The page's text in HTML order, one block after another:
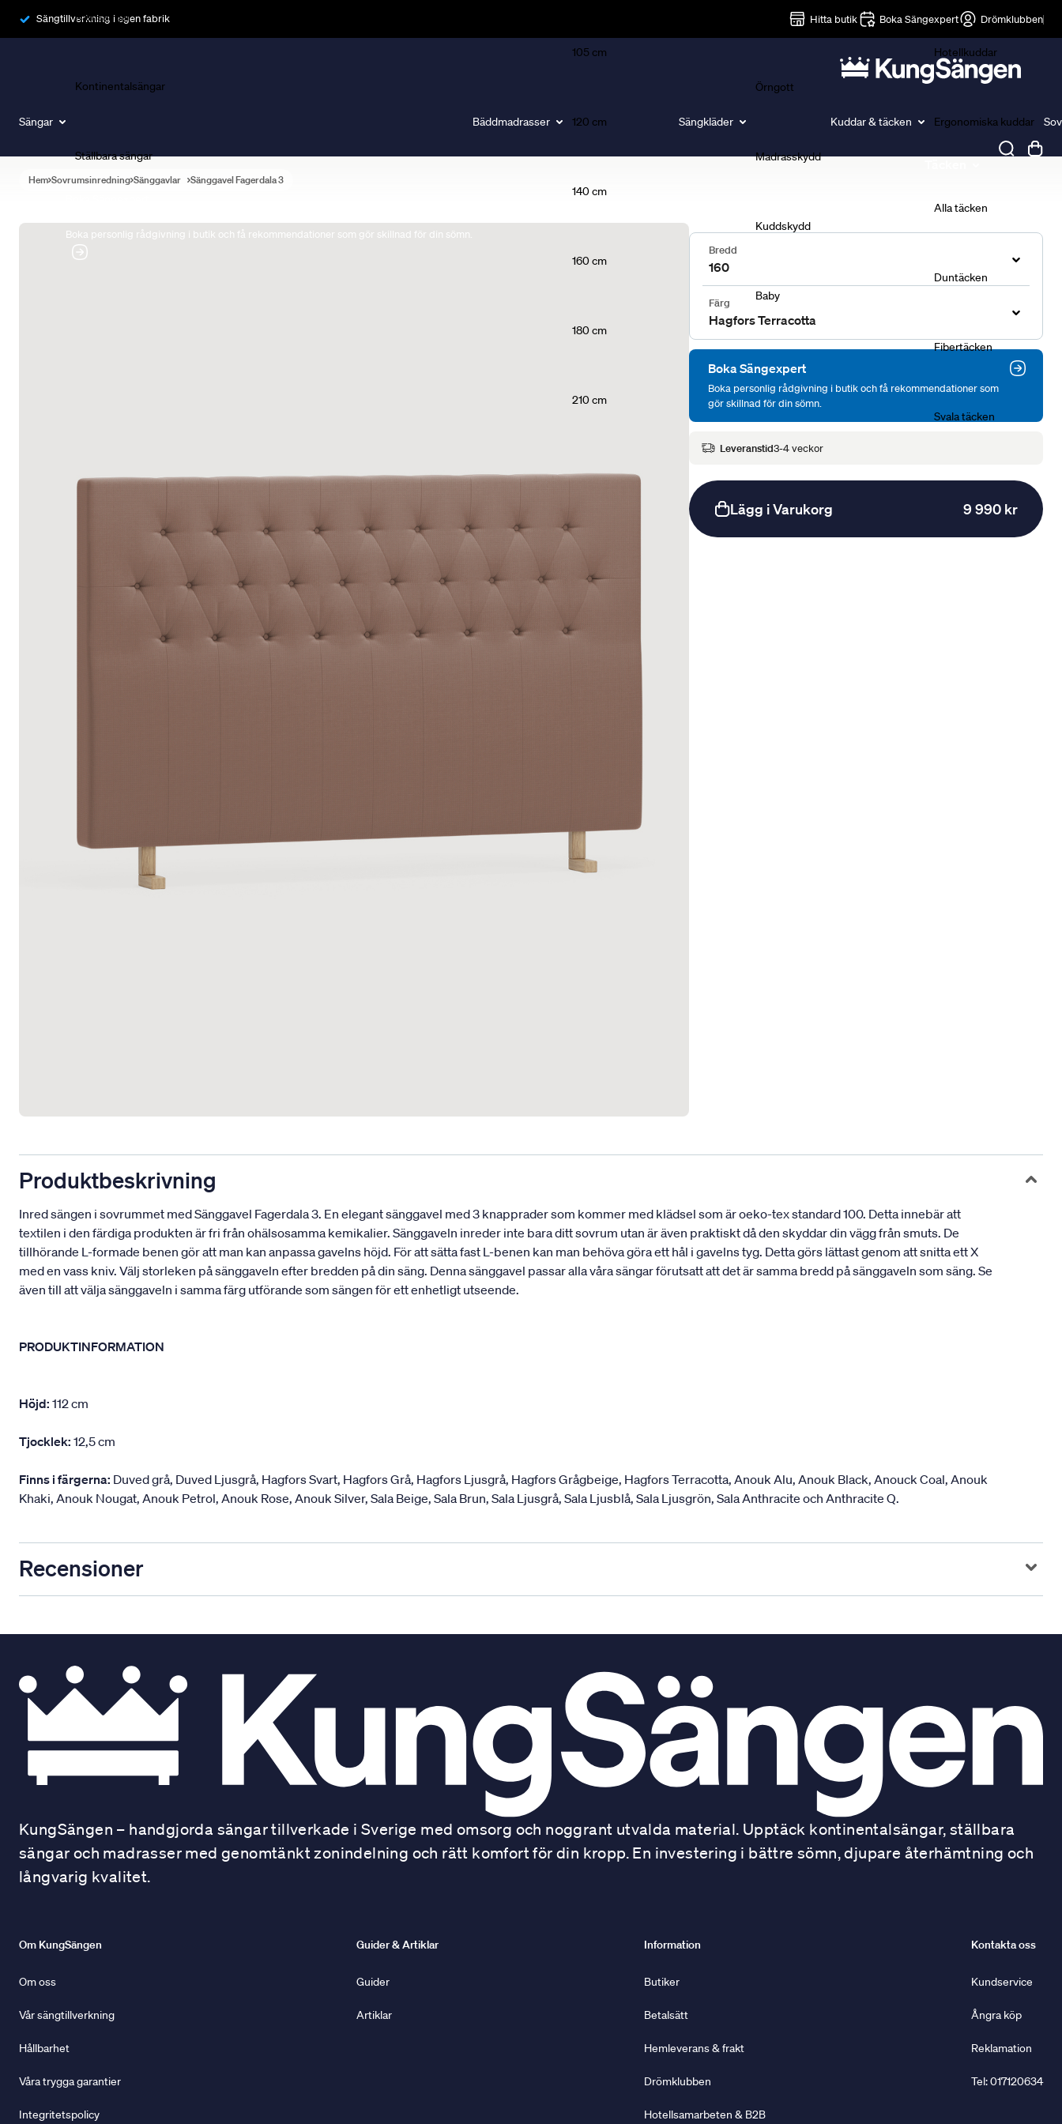
Sängtillverkning i egen fabrik Hitta butik Boka Sängexpert Drömklubben
Sängar
Ramsängar
Kontinentalsängar
Ställbara sängar
Boka personlig rådgivning i butik och få rekommendationer som gör skillnad för din sömn.
Bäddmadrasser
105 cm
120 cm
140 cm
160 cm
180 cm
210 cm
Sängkläder
Örngott
Madrasskydd
Kuddskydd
Baby
Kuddar & täcken
Hotellkuddar
Ergonomiska kuddar
Alla täcken
Duntäcken
Fibertäcken
Svala täcken
Hem Sovrumsinredning Sänggavlar Sänggavel Fagerdala 3
Bredd
160
Färg
Hagfors Terracotta
Boka Sängexpert
Boka personlig rådgivning i butik och få rekommendationer som
gör skillnad för din sömn.
Leveranstid3-4 veckor
Lägg i Varukorg 9 990 kr
Produktbeskrivning
Inred sängen i sovrummet med Sänggavel Fagerdala 3. En elegant sänggavel med 3 knapprader som kommer med klädsel som är oeko-tex standard 100. Detta innebär att
textilen i den färdiga produkten är fri från ohälsosamma kemikalier. Sänggaveln inreder inte bara ditt sovrum utan är även praktiskt då den skyddar din vägg från smuts. De
tillhörande L-formade benen gör att man kan anpassa gavelns höjd. För att sätta fast L-benen kan man behöva göra ett hål i gavelns tyg. Detta görs lättast genom att snitta ett X
med en vass kniv. Välj storleken på sänggaveln efter bredden på din säng. Denna sänggavel passar alla våra sängar förutsatt att det är samma bredd på sänggaveln som säng. Se
även till att välja sänggaveln i samma färg utförande som sängen för ett enhetligt utseende.
PRODUKTINFORMATION
Höjd: 112 cm
Tjocklek: 12,5 cm
Finns i färgerna: Duved grå, Duved Ljusgrå, Hagfors Svart, Hagfors Grå, Hagfors Ljusgrå, Hagfors Grågbeige, Hagfors Terracotta, Anouk Alu, Anouk Black, Anouck Coal, Anouk
Khaki, Anouk Nougat, Anouk Petrol, Anouk Rose, Anouk Silver, Sala Beige, Sala Brun, Sala Ljusgrå, Sala Ljusblå, Sala Ljusgrön, Sala Anthracite och Anthracite Q.
Recensioner
KungSängen – handgjorda sängar tillverkade i Sverige med omsorg och noggrant utvalda material. Upptäck kontinentalsängar, ställbara
sängar och madrasser med genomtänkt zonindelning och rätt komfort för din kropp. En investering i bättre sömn, djupare återhämtning och
långvarig kvalitet.
Om KungSängen
Om oss
Vår sängtillverkning
Hållbarhet
Våra trygga garantier
Integritetspolicy
Guider & Artiklar
Guider
Artiklar
Information
Butiker
Betalsätt
Hemleverans & frakt
Drömklubben
Hotellsamarbeten & B2B
Kontakta oss
Kundservice
Ångra köp
Reklamation
Tel: 017120634